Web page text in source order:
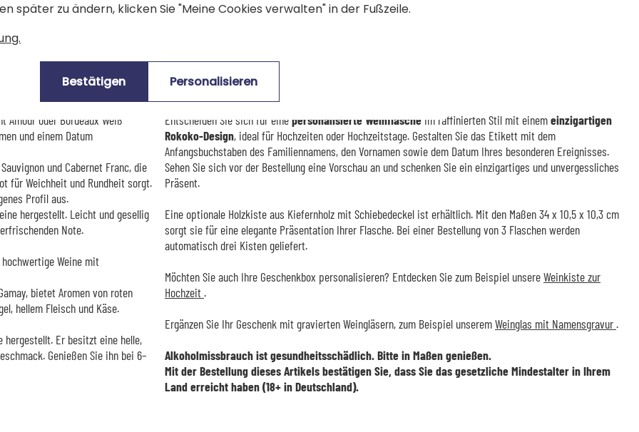
Amour oder Bordeaux Weiß
und einem Datum
und Cabernet Franc, die
für Weichheit und Rundheit sorgt.
Profil aus.
hergestellt. Leicht und gesellig
Note.
Weine mit
bietet Aromen von roten
hellem Fleisch und Käse.
hergestellt. Er besitzt eine helle,
Genießen Sie ihn bei 6–
🎁 Eine elegante Kreation für unvergessliche Momente
Entscheiden Sie sich für einepersonalisierte Weinflasche im raffinierten Stil mit einemeinzigartigen
Rokoko-Design, ideal für Hochzeiten oder Hochzeitstage. Gestalten Sie das Etikett mit dem
Anfangsbuchstaben des Familiennamens, den Vornamen sowie dem Datum Ihres besonderen Ereignisses.
Sehen Sie sich vor der Bestellung eine Vorschau an und schenken Sie ein einzigartiges und unvergessliches
Präsent.
Eine optionale Holzkiste aus Kiefernholz mit Schiebedeckel ist erhältlich. Mit den Maßen 34 x 10,5 x 10,3 cm
sorgt sie für eine elegante Präsentation Ihrer Flasche. Bei einer Bestellung von 3 Flaschen werden
automatisch drei Kisten geliefert.
Möchten Sie auch Ihre Geschenkbox personalisieren? Entdecken Sie zum Beispiel unsereWeinkiste zur
Hochzeit.
Ergänzen Sie Ihr Geschenk mit gravierten Weingläsern, zum Beispiel unseremWeinglas mit Namensgravur.
Alkoholmissbrauch ist gesundheitsschädlich. Bitte in Maßen genießen.
Mit der Bestellung dieses Artikels bestätigen Sie, dass Sie das gesetzliche Mindestalter in Ihrem
Land erreicht haben (18+ in Deutschland).
später zu ändern, klicken Sie "Meine Cookies verwalten" in der Fußzeile.
Bestätigen Personalisieren